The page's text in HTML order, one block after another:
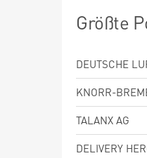
Größte
DEUTSCHE
KNORR-
TALANX AG
DELIVERY